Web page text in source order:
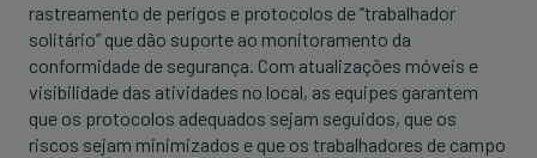
rastreamento de perigos e protocolos de “trabalhador
solitário” que dão suporte ao monitoramento da
conformidade de segurança. Com atualizações móveis e
visibilidade das atividades no local, as equipes garantem
que os protocolos adequados sejam seguidos, que os
riscos sejam minimizados e que os trabalhadores de campo